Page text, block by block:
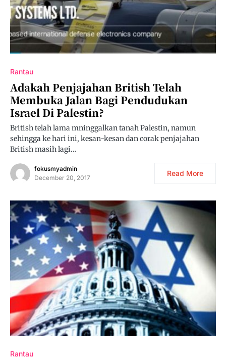
Rantau
Adakah Penjajahan British Telah
Membuka Jalan Bagi Pendudukan
Israel Di Palestin?
British telah lama mninggalkan tanah Palestin, namun
sehingga ke hari ini, kesan-kesan dan corak penjajahan
British masih lagi…
fokusmyadmin
December 20, 2017
Read More
Rantau